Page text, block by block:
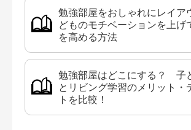
勉強部屋をおしゃれにレイア
どものモチベーションを上げ
を高める方法
勉強部屋はどこにする？ 子
とリビング学習のメリット・
トを比較！